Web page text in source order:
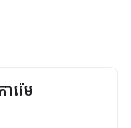
រ៉េម